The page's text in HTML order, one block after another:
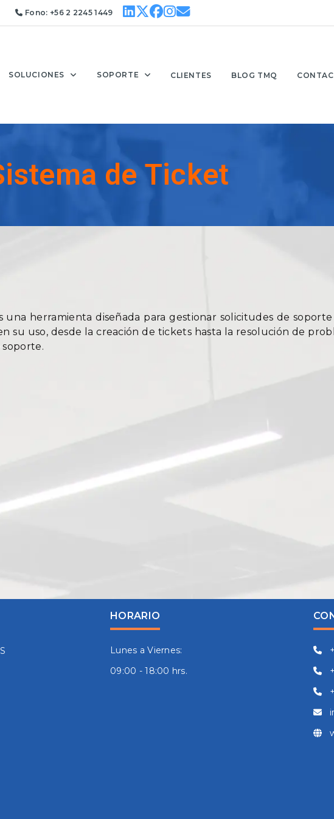
Fono: +56 2 2245 1449
SOLUCIONES SOPORTE CLIENTES BLOG TMQ
de Ticket
herramienta diseñada para gestionar solicitudes de
su uso, desde la creación de tickets hasta la resolución de
HORARIO
Lunes a Viernes:
09:00 - 18:00 hrs.